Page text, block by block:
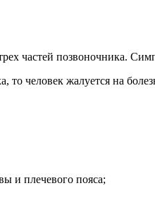
частей позвоночника.
человек жалуется на
и плечевого пояса;